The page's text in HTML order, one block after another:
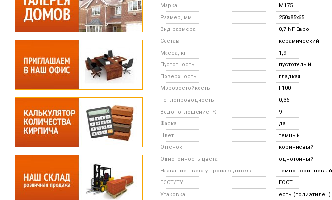
Марка
M175
Размер, мм
250x85x65
Вид размера
0,7 NF Евро
Состав
керамический
Масса, кг
1,9
Пустотность
пустотелый
Поверхность
гладкая
Морозостойкость
F100
Теплопроводность
0,36
Водопоглощение, %
9
Фаска
да
Цвет
темный
Оттенок
коричневый
Однотонность цвета
однотонный
Название цвета у производителя
темно-коричневый
ГОСТ/ТУ
ГОСТ
Упаковка
есть (полиэтилен)